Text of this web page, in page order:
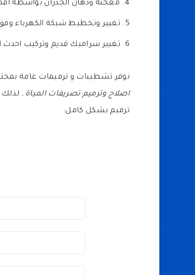
معجنة ودهان الجدران بواسطة
تغيير وتخطيط شبكة الكهرباء
تغيير سراميك قديم وتركيب احدث
نوفر تشطيبات و ترميمات عامة
اصلاح وترميم تصريفات المياة , لذلك
ترميم بشكل كامل: